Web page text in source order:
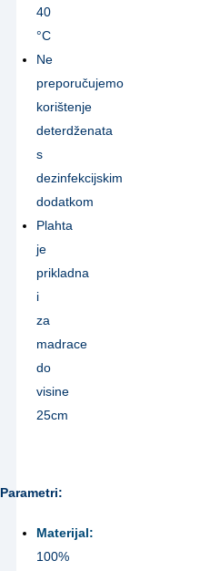
40
°C
Ne
preporučujemo
korištenje
deterdženata
s
dezinfekcijskim
dodatkom
Plahta
je
prikladna
i
za
madrace
do
visine
25cm
Parametri:
Materijal:
100%